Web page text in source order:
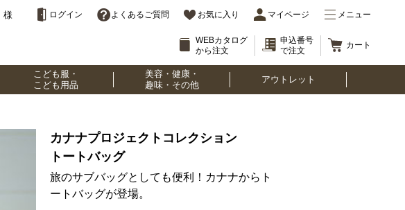
様 ログイン よくあるご質問 お気に入り マイページ メニュー
WEBカタログ
から注文
申込番号
で注文
カート
こども服・
こども用品
美容・健康・
趣味・その他
アウトレット
カナナプロジェクトコレクション
トートバッグ
旅のサブバッグとしても便利！カナナからト
ートバッグが登場。